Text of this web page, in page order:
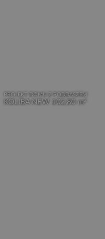
PROJEKT DOMU Z PODDASZEM
KOLIBA NEW 102,80 m 2